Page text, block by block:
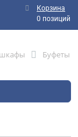
Корзина
0 позиций
Буфеты